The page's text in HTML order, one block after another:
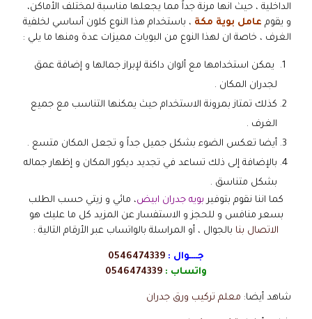
الداخلية ، حيث انها مرنة جداً مما يجعلها مناسبة لمختلف الأماكن،
و يقوم عامل بوية مكة ، باستخدام هذا النوع كلون أساسي لخلفية
الغرف ، خاصة ان لهذا النوع من البويات مميزات عدة ومنها ما يلي :
يمكن استخدامها مع ألوان داكنة لإبراز جمالها و إضافة عمق
لجدران المكان .
كذلك تمتاز بمرونة الاستخدام حيث يمكنها التناسب مع جميع
الغرف .
أيضا تعكس الضوء بشكل جميل جداً و تجعل المكان متسع .
بالإضافة إلى ذلك تساعد في تجديد ديكور المكان و إظهار جماله
بشكل متناسق .
كما اننا نقوم بتوفير بويه جدران ابيض، مائي و زيتي حسب الطلب
بسعر منافس و للحجز و الاستفسار عن المزيد كل ما عليك هو
الاتصال بنا بالجوال ، أو المراسلة بالواتساب عبر الأرقام التالية :
جــــوال : 0546474339
واتساب : 0546474339
شاهد أيضا: معلم تركيب ورق جدران